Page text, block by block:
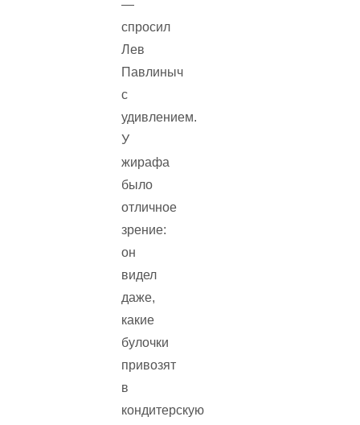
—
спросил
Лев
Павлиныч
с
удивлением.
У
жирафа
было
отличное
зрение:
он
видел
даже,
какие
булочки
привозят
в
кондитерскую